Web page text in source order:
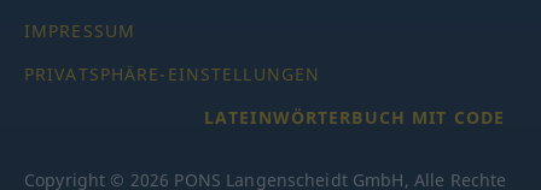
IMPRESSUM
PRIVATSPHÄRE-EINSTELLUNGEN
LATEINWÖRTERBUCH MIT CODE
Copyright © 2026 PONS Langenscheidt GmbH, Alle Rechte